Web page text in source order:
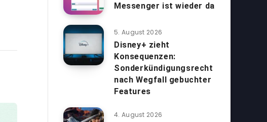
Messenger ist wieder da
5. August 2026
Disney+ zieht
Konsequenzen:
Sonderkündigungsrecht
nach Wegfall gebuchter
Features
4. August 2026